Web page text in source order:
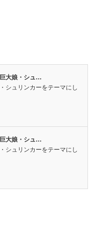
大娘・シュ…
シュリンカーをテーマにし
大娘・シュ…
シュリンカーをテーマにし